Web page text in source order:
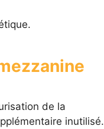
de la
inutilisé.